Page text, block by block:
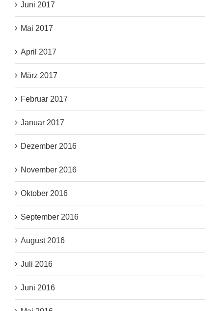
Juni 2017
Mai 2017
April 2017
März 2017
Februar 2017
Januar 2017
Dezember 2016
November 2016
Oktober 2016
September 2016
August 2016
Juli 2016
Juni 2016